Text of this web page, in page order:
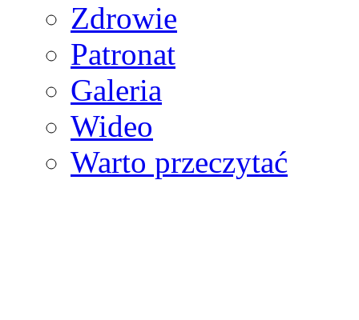
Zdrowie
Patronat
Galeria
Wideo
Warto przeczytać